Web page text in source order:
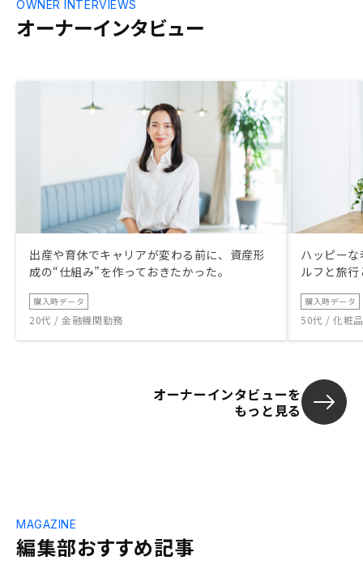
オーナーインタビュー
OWNER INTERVIEWS
出産や育休でキャリアが変わる前に、資産形
成の“仕組み”を作っておきたかった。
購入時データ
20代 / 金融機関勤務
ハッピー
ルフと旅
購入時データ
50代 / 化粧
オーナーインタビューを
もっと見る
編集部おすすめ記事
MAGAZINE